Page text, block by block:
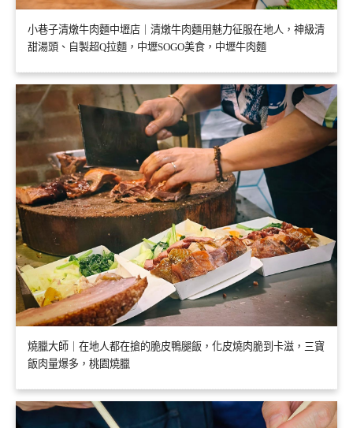
小巷子清燉牛肉麵中壢店｜清燉牛肉麵用魅力征服在地人，神級清
甜湯頭、自製超Q拉麵，中壢SOGO美食，中壢牛肉麵
燒臘大師｜在地人都在搶的脆皮鴨腿飯，化皮燒肉脆到卡滋，三寶
飯肉量爆多，桃園燒臘